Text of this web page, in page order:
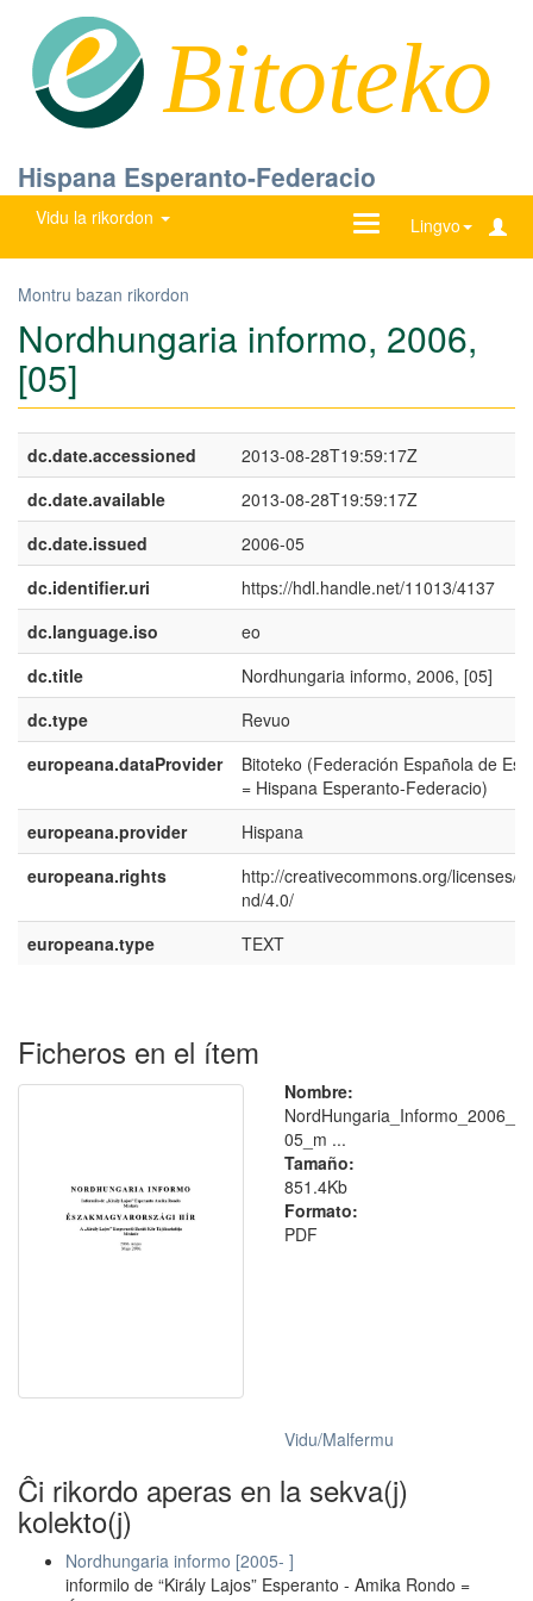
Bitoteko
Hispana Esperanto-Federacio
Vidu la rikordon Lingvo
Ŝanĝu
Montru bazan rikordon
Nordhungaria informo, 2006,
[05]
dc.date.accessioned
2013-08-28T19:59:17Z
dc.date.available
2013-08-28T19:59:17Z
dc.date.issued
2006-05
dc.identifier.uri
https://hdl.handle.net/11013/4137
dc.language.iso
eo
dc.title
Nordhungaria informo, 2006, [05]
dc.type
Revuo
europeana.dataProvider
Bitoteko (Federación Española de
= Hispana Esperanto-Federacio)
europeana.provider
Hispana
europeana.rights
http://creativecommons.org/licenses/
nd/4.0/
europeana.type
TEXT
Ficheros en el ítem
Nombre:
NordHungaria_Informo_2006_
05_m ...
Tamaño:
851.4Kb
Formato:
PDF
Vidu/Malfermu
Ĉi rikordo aperas en la sekva(j)
kolekto(j)
Nordhungaria informo [2005- ]
informilo de “Király Lajos” Esperanto - Amika Rondo =